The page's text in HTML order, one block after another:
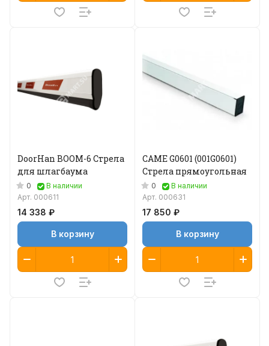
DoorHan BOOM-6 Стрела
для шлагбаума
0
В наличии
Арт. 000611
14 338 ₽
В корзину
CAME G0601 (001G0601)
Стрела прямоугольная
0
В наличии
Арт. 000631
17 850 ₽
В корзину